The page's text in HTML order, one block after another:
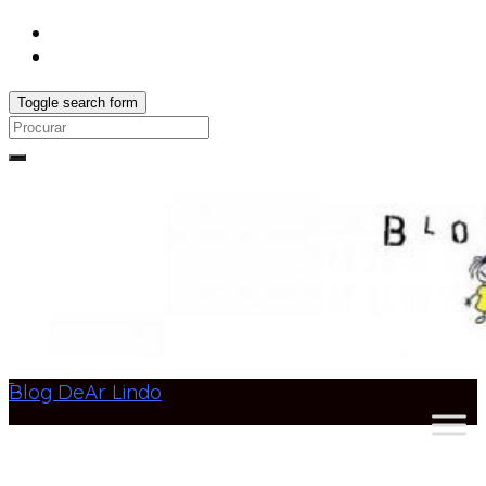
Toggle search form
Search
Blog DeAr Lindo